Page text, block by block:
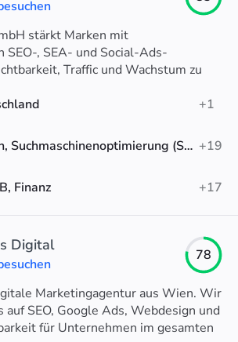
stärkt Marken mit
SEO-, SEA- und Social-Ads-
Traffic und Wachstum zu
+1
Google-Anzeigen, Suchmaschinenoptimierung (SEO), Social-Media-Werbung +19
Finanz
+17
Digital
78
Marketingagentur aus Wien. Wir
auf SEO, Google Ads, Webdesign und
für Unternehmen im gesamten